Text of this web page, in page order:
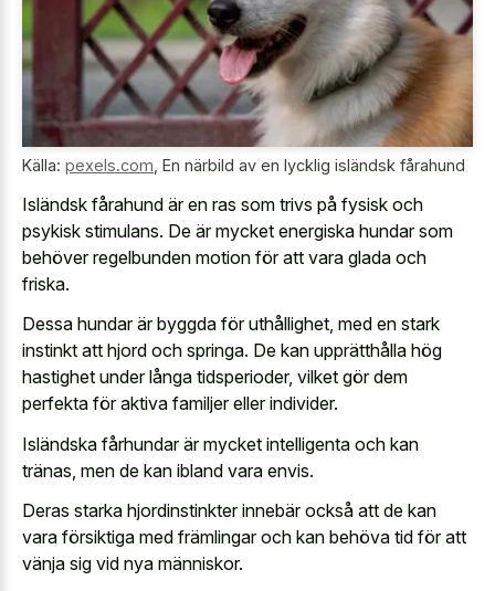
Källa: pexels.com En närbild av en lycklig isländsk fårahund
Isländsk fårahund är en ras som trivs på fysisk och
psykisk stimulans. De är mycket energiska hundar som
behöver regelbunden motion för att vara glada och
friska.
Dessa hundar är byggda för uthållighet, med en stark
instinkt att hjord och springa. De kan upprätthålla hög
hastighet under långa tidsperioder, vilket gör dem
perfekta för aktiva familjer eller individer.
Isländska fårhundar är mycket intelligenta och kan
tränas, men de kan ibland vara envis.
Deras starka hjordinstinkter innebär också att de kan
vara försiktiga med främlingar och kan behöva tid för att
vänja sig vid nya människor.